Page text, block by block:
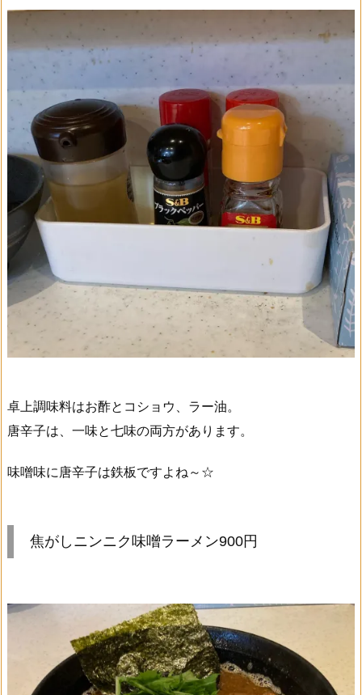
卓上調味料はお酢とコショウ、ラー油。
唐辛子は、一味と七味の両方があります。
味噌味に唐辛子は鉄板ですよね～☆
焦がしニンニク味噌ラーメン900円